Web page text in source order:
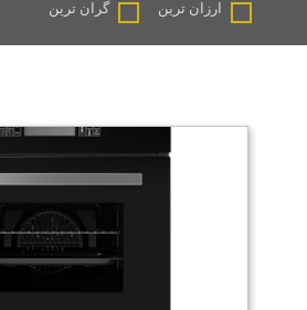
ارزان ترین گران ترین